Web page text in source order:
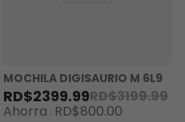
MOCHILA DIGISAURIO M 6L9
RD$2399.99RD$3199.99
Ahorra RD$800.00